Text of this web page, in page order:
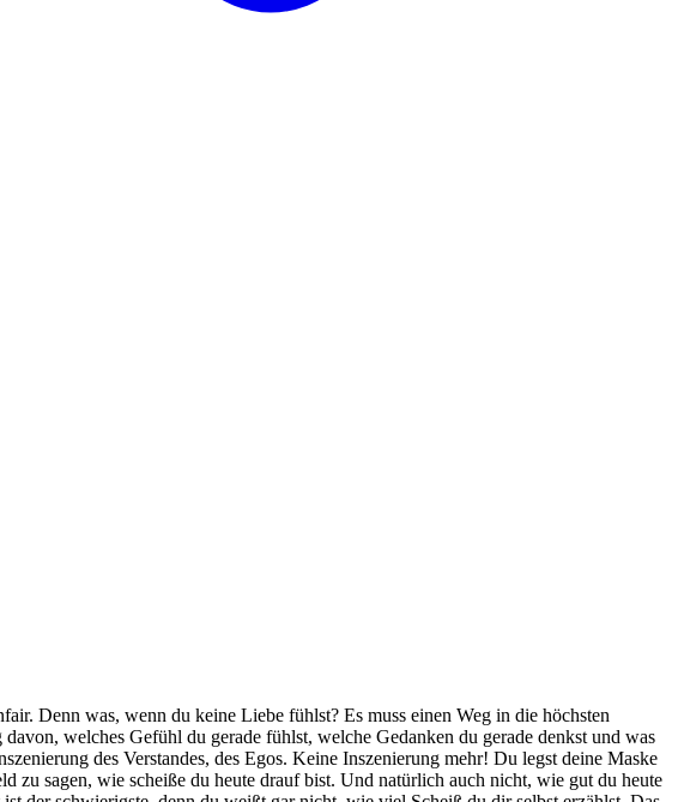
Denn was, wenn du keine Liebe fühlst? Es muss einen Weg in die höchsten
welches Gefühl du gerade fühlst, welche Gedanken du gerade denkst und was
des Verstandes, des Egos. Keine Inszenierung mehr! Du legst deine Maske
zu sagen, wie scheiße du heute drauf bist. Und natürlich auch nicht, wie gut du heute